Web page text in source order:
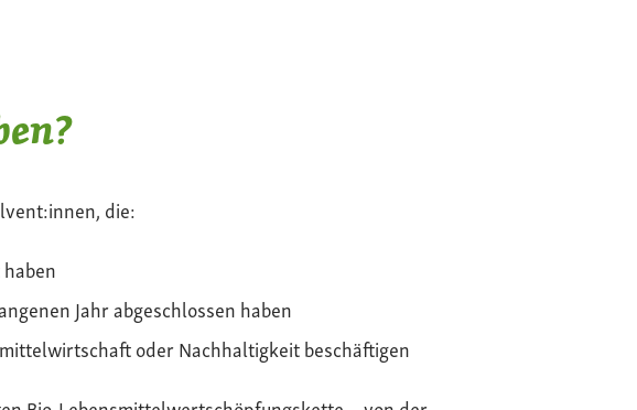
die:
Jahr abgeschlossen haben
oder Nachhaltigkeit beschäftigen